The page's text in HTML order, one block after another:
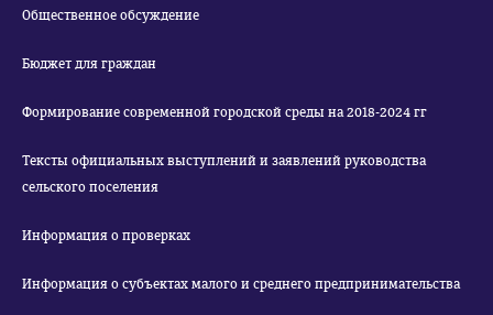
Общественное обсуждение
Бюджет для граждан
Формирование современной городской среды на 2018-2024 гг
Тексты официальных выступлений и заявлений руководства
сельского поселения
Информация о проверках
Информация о субъектах малого и среднего предпринимательства